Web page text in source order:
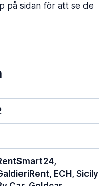
på sidan för att se de
ECH, Sicily